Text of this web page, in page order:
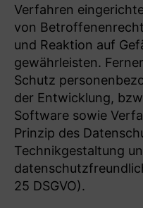
Verfahren
von
und Reaktion auf
gewährleisten.
Schutz
der Entwicklung,
Software sowie
Prinzip des
Technikgestaltung
25 DSGVO).